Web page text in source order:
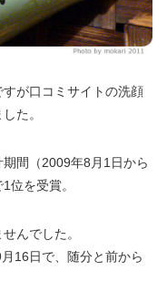
が口コミサイトの洗顔
た。
間（2009年8月1日から
位を受賞。
んでした。
16日で、随分と前から